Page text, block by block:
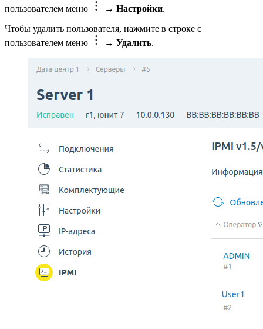
пользователем меню
→ Настройки.
Чтобы удалить пользователя, нажмите в строке с
пользователем меню
→ Удалить.